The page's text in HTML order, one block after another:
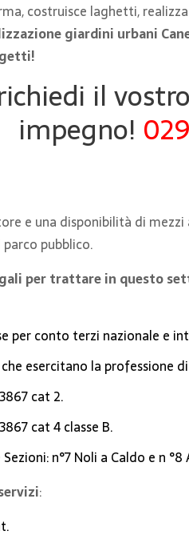
costruisce laghetti,
giardini urbani
il
impegno!
e una disponibilità di
pubblico.
per trattare in questo
per conto terzi nazionale e
esercitano la professione
cat 2.
cat 4 classe B.
n°7 Noli a Caldo e n
: